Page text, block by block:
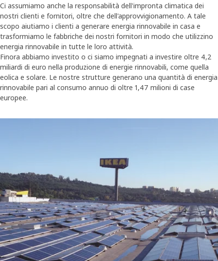
Ci assumiamo anche la responsabilità dell'impronta climatica dei
nostri clienti e fornitori, oltre che dell'approvvigionamento. A tale
scopo aiutiamo i clienti a generare energia rinnovabile in casa e
trasformiamo le fabbriche dei nostri fornitori in modo che utilizzino
energia rinnovabile in tutte le loro attività.
Finora abbiamo investito o ci siamo impegnati a investire oltre 4,2
miliardi di euro nella produzione di energie rinnovabili, come quella
eolica e solare. Le nostre strutture generano una quantità di energia
rinnovabile pari al consumo annuo di oltre 1,47 milioni di case
europee.